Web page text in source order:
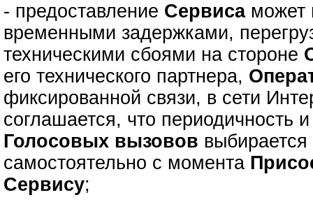
- предоставление Сервиса может
временными задержками,
техническими сбоями на стороне
его технического партнера,
фиксированной связи, в сети
соглашается, что периодичность
Голосовых вызовов выбирается
самостоятельно с момента
Сервису;